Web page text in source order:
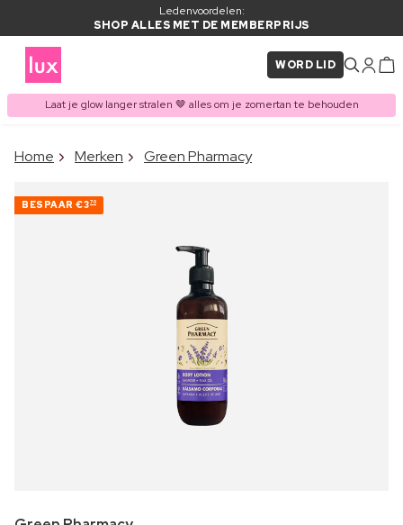
Ledenvoordelen:
SHOP ALLES MET DE MEMBERPRIJS
WORD LID
Laat je glow langer stralen 🤎 alles om je zomertan te behouden
ITEM TOEGEVOEGD AAN
Vaak samen gekocht met
Home Merken Green Pharmacy
BESPAAR €370